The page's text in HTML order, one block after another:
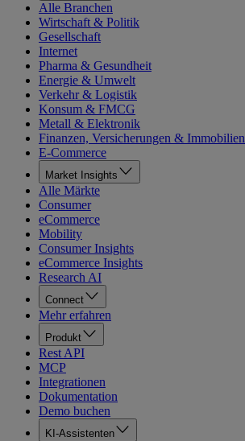
Alle Branchen
Wirtschaft & Politik
Gesellschaft
Internet
Pharma & Gesundheit
Energie & Umwelt
Verkehr & Logistik
Konsum & FMCG
Metall & Elektronik
Finanzen, Versicherungen & Immobilien
E-Commerce
Market Insights
Alle Märkte
Consumer
eCommerce
Mobility
Consumer Insights
eCommerce Insights
Research AI
Connect
Mehr erfahren
Produkt
Rest API
MCP
Integrationen
Dokumentation
Demo buchen
KI-Assistenten